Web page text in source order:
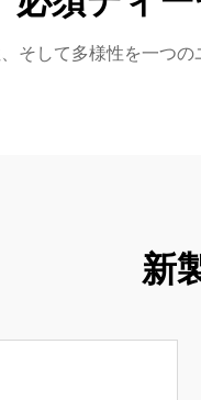
そして多様性を一つ
新